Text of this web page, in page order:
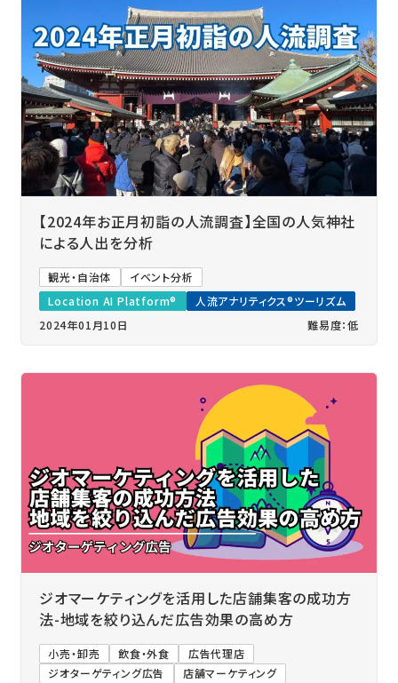
【2024年お正月初詣の人流調査】全国の人気神社
による人出を分析
観光・自治体
イベント分析
Location AI Platform®
人流アナリティクス®ツーリズム
2024年01月10日
難易度：低
ジオマーケティングを活用した店舗集客の成功方
法-地域を絞り込んだ広告効果の高め方
小売・卸売 飲食・外食
広告代理店
ジオターゲティング広告
店舗マーケティング